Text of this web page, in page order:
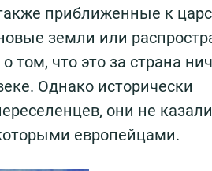
приближенные к
земли или
что это за страна
Однако исторически
они не
европейцами.